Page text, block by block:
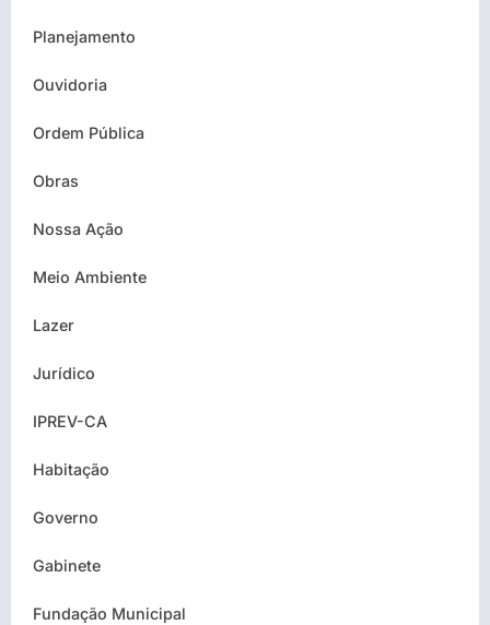
Planejamento
Ouvidoria
Ordem Pública
Obras
Nossa Ação
Meio Ambiente
Lazer
Jurídico
IPREV-CA
Habitação
Governo
Gabinete
Fundação Municipal